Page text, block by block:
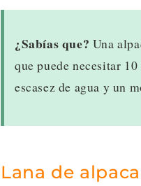
¿Sabías que? Una
que puede necesitar
escasez de agua y un
Lana de